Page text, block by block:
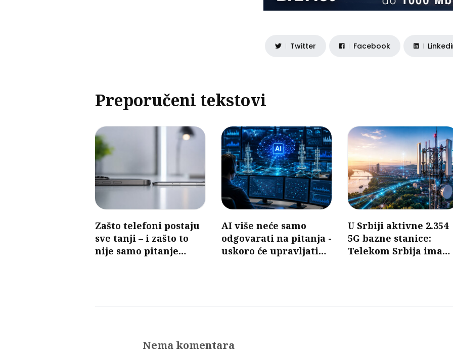
Twitter Facebook
Preporučeni tekstovi
Zašto telefoni postaju
sve tanji – i zašto to
nije samo pitanje
AI više neće samo
odgovarati na pitanja -
uskoro će upravljati
U Srbiji aktivne 2.354
5G bazne stanice:
Telekom Srbija ima
Nema komentara